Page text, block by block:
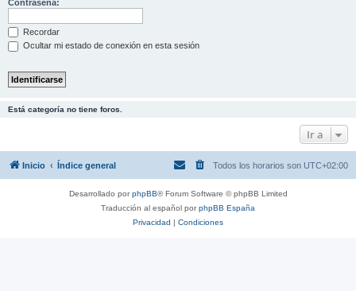
Contraseña:
Recordar
Ocultar mi estado de conexión en esta sesión
Está categoría no tiene foros.
Ir a
Inicio Índice general Todos los horarios son UTC+02:00
Desarrollado porphpBB® Forum Software © phpBB Limited
Traducción al español porphpBB España
Privacidad | Condiciones